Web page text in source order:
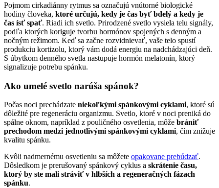
Pojmom cirkadiánny rytmus sa označujú vnútorné biologické
hodiny človeka, ktoré určujú, kedy je čas byť bdelý a kedy je
čas ísť spať. Riadi ich svetlo. Prirodzené svetlo vysiela telu signály,
podľa ktorých koriguje tvorbu hormónov spojených s denným a
nočným režimom. Keď sa začne rozvidnievať, vaše telo spustí
produkciu kortizolu, ktorý vám dodá energiu na nadchádzajúci deň.
S úbytkom denného svetla nastupuje hormón melatonín, ktorý
signalizuje potrebu spánku.
Ako umelé svetlo narúša spánok?
Počas noci prechádzate niekoľkými spánkovými cyklami, ktoré sú
dôležité pre regeneráciu organizmu. Svetlo, ktoré v noci preniká do
spálne oknom, napríklad z pouličného osvetlenia, môže brániť
prechodom medzi jednotlivými spánkovými cyklami, čím znižuje
kvalitu spánku.
Kvôli nadmernému osvetleniu sa môžete opakovane prebúdzať.
Dôsledkom je prerušovaný spánkový cyklus a skrátenie času,
ktorý by ste mali stráviť v hlbších a regeneračných fázach
spánku.